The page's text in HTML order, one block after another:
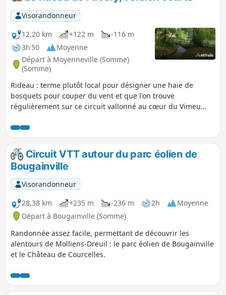
Visorandonneur
12,20 km
+122 m
-116 m
3h 50
Moyenne
Départ à Moyenneville (Somme)
(Somme)
Rideau : terme plutôt local pour désigner une haie de
bosquets pour couper du vent et que l'on trouve
régulièrement sur ce circuit vallonné au cœur du Vimeu
près du manoir de Chaussoy qu'il ne faut pas manquer
d'admirer, avant d'entreprendre une belle grimpette en
sous-bois. Ce circuit est balisé par le département, cette
version est raccourcie.
Circuit VTT autour du parc éolien de
Bougainville
Visorandonneur
28,38 km
+235 m -236 m 2h
Moyenne
Départ à Bougainville (Somme)
Randonnée assez facile, permettant de découvrir les
alentours de Molliens-Dreuil : le parc éolien de Bougainville
et le Château de Courcelles.